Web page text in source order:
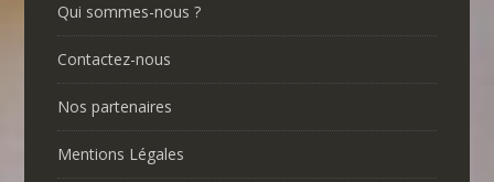
Qui sommes-nous ?
Contactez-nous
Nos partenaires
Mentions Légales